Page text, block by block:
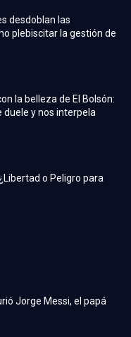
desdoblan las
plebiscitar la gestión de
la belleza de El Bolsón:
duele y nos interpela
o Peligro para
Jorge Messi, el papá